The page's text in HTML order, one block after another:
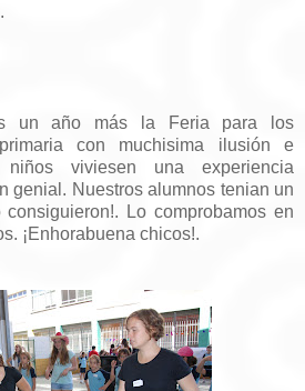
un año más la Feria para los
con muchisima ilusión e
viviesen una experiencia
genial. Nuestros alumnos tenian un
consiguieron!. Lo comprobamos en
¡Enhorabuena chicos!.